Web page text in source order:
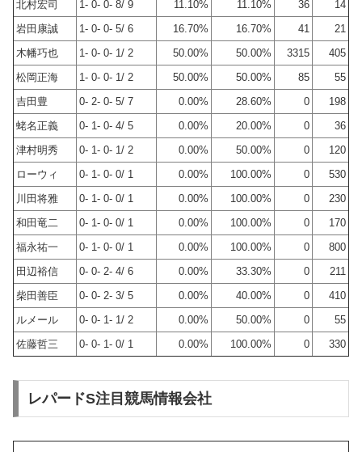
北村宏司 1- 0- 0- 8/ 9 11.10% 11.10% 36
14
岩田康誠
1- 0- 0- 5/ 6 16.70% 16.70% 41
21
木幡巧也
1- 0- 0- 1/ 2 50.00% 50.00% 3315
405
松岡正海
1- 0- 0- 1/ 2 50.00% 50.00% 85
55
吉田豊
0- 2- 0- 5/ 7 0.00% 28.60% 0
198
蛯名正義
0- 1- 0- 4/ 5 0.00% 20.00% 0
36
津村明秀
0- 1- 0- 1/ 2 0.00% 50.00% 0
120
ローウィ
0- 1- 0- 0/ 1 0.00% 100.00% 0
530
川田将雅
0- 1- 0- 0/ 1 0.00% 100.00% 0
230
和田竜二
0- 1- 0- 0/ 1 0.00% 100.00% 0
170
福永祐一
0- 1- 0- 0/ 1 0.00% 100.00% 0
800
田辺裕信
0- 0- 2- 4/ 6 0.00% 33.30% 0
211
柴田善臣
0- 0- 2- 3/ 5 0.00% 40.00% 0
410
ルメール
0- 0- 1- 1/ 2 0.00% 50.00% 0
55
佐藤哲三
0- 0- 1- 0/ 1 0.00% 100.00% 0 330
レパードS注目競馬情報会社